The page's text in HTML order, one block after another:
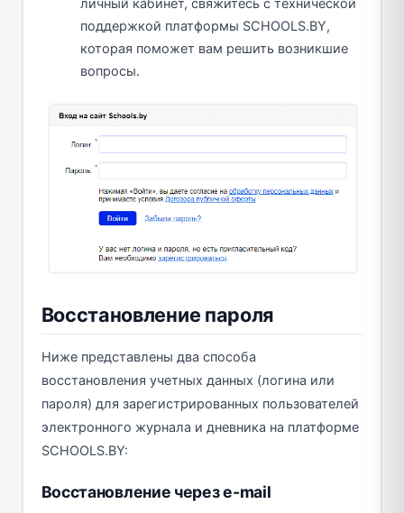
личный кабинет, свяжитесь с технической
поддержкой платформы SCHOOLS.BY,
которая поможет вам решить возникшие
вопросы.
Восстановление пароля
Ниже представлены два способа
восстановления учетных данных (логина или
пароля) для зарегистрированных пользователей
электронного журнала и дневника на платформе
SCHOOLS.BY:
Восстановление через e-mail